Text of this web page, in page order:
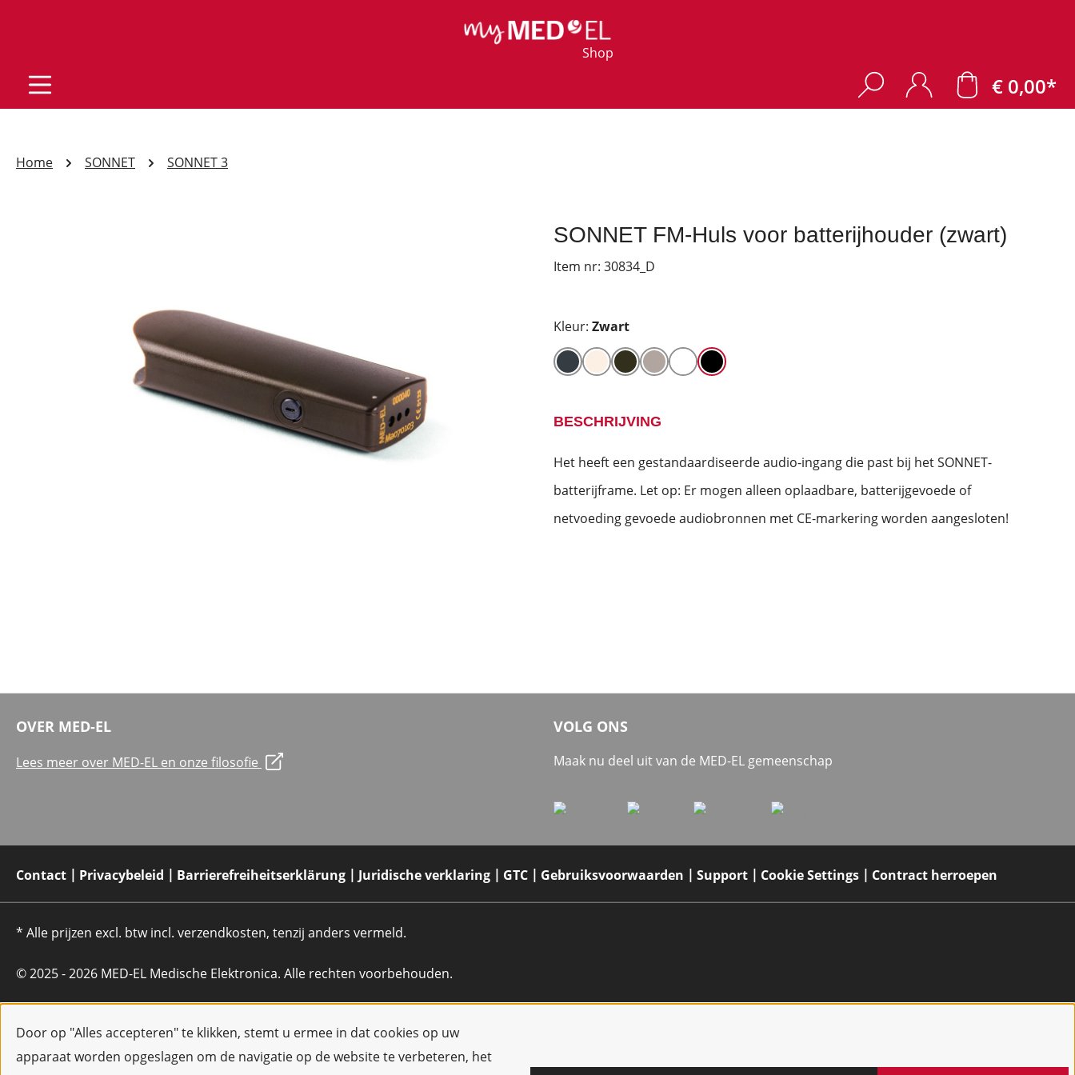
Door op "Alles accepteren" te klikken, stemt u ermee in dat cookies op uw
apparaat worden opgeslagen om de navigatie op de website te verbeteren, het
Shop
€ 0,00*
Home SONNET SONNET 3
SONNET FM-Huls voor batterijhouder (zwart)
Item nr: 30834_D
Kleur: Zwart
BESCHRIJVING
Het heeft een gestandaardiseerde audio-ingang die past bij het SONNET-
batterijframe. Let op: Er mogen alleen oplaadbare, batterijgevoede of
netvoeding gevoede audiobronnen met CE-markering worden aangesloten!
OVER MED-EL
Lees meer over MED-EL en onze filosofie
VOLG ONS
Maak nu deel uit van de MED-EL gemeenschap
Contact Privacybeleid Barrierefreiheitserklärung Juridische verklaring GTC Gebruiksvoorwaarden Support Cookie Settings Contract herroepen
* Alle prijzen excl. btw incl. verzendkosten, tenzij anders vermeld.
© 2025 - 2026 MED-EL Medische Elektronica. Alle rechten voorbehouden.